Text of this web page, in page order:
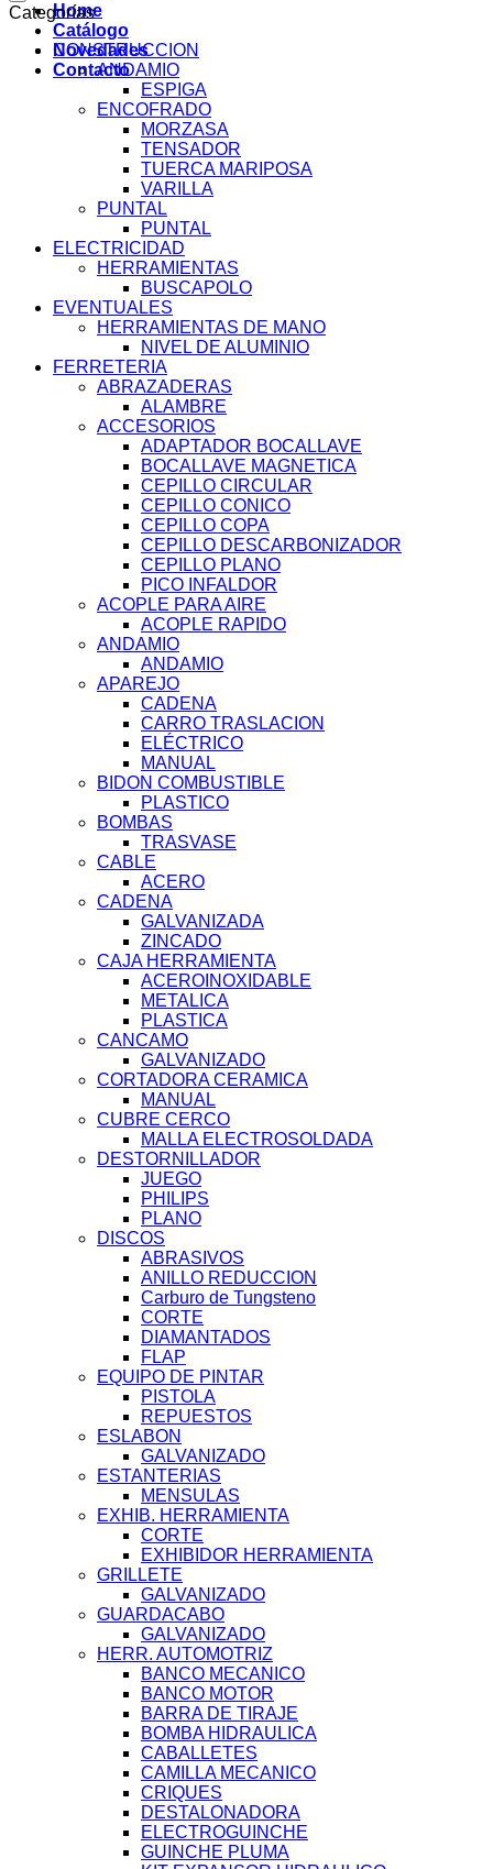
Home
Catálogo
Novedades
Contacto
Categorías
CONSTRUCCION
ANDAMIO
ESPIGA
ENCOFRADO
MORZASA
TENSADOR
TUERCA MARIPOSA
VARILLA
PUNTAL
PUNTAL
ELECTRICIDAD
HERRAMIENTAS
BUSCAPOLO
EVENTUALES
HERRAMIENTAS DE MANO
NIVEL DE ALUMINIO
FERRETERIA
ABRAZADERAS
ALAMBRE
ACCESORIOS
ADAPTADOR BOCALLAVE
BOCALLAVE MAGNETICA
CEPILLO CIRCULAR
CEPILLO CONICO
CEPILLO COPA
CEPILLO DESCARBONIZADOR
CEPILLO PLANO
PICO INFALDOR
ACOPLE PARA AIRE
ACOPLE RAPIDO
ANDAMIO
ANDAMIO
APAREJO
CADENA
CARRO TRASLACION
ELÉCTRICO
MANUAL
BIDON COMBUSTIBLE
PLASTICO
BOMBAS
TRASVASE
CABLE
ACERO
CADENA
GALVANIZADA
ZINCADO
CAJA HERRAMIENTA
ACEROINOXIDABLE
METALICA
PLASTICA
CANCAMO
GALVANIZADO
CORTADORA CERAMICA
MANUAL
CUBRE CERCO
MALLA ELECTROSOLDADA
DESTORNILLADOR
JUEGO
PHILIPS
PLANO
DISCOS
ABRASIVOS
ANILLO REDUCCION
Carburo de Tungsteno
CORTE
DIAMANTADOS
FLAP
EQUIPO DE PINTAR
PISTOLA
REPUESTOS
ESLABON
GALVANIZADO
ESTANTERIAS
MENSULAS
EXHIB. HERRAMIENTA
CORTE
EXHIBIDOR HERRAMIENTA
GRILLETE
GALVANIZADO
GUARDACABO
GALVANIZADO
HERR. AUTOMOTRIZ
BANCO MECANICO
BANCO MOTOR
BARRA DE TIRAJE
BOMBA HIDRAULICA
CABALLETES
CAMILLA MECANICO
CRIQUES
DESTALONADORA
ELECTROGUINCHE
GUINCHE PLUMA